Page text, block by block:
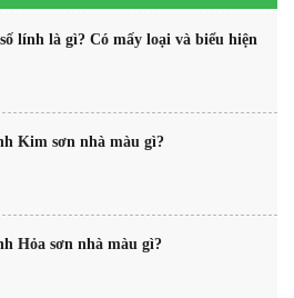
lính là gì? Có mấy loại và biểu hiện
Kim sơn nhà màu gì?
Hỏa sơn nhà màu gì?